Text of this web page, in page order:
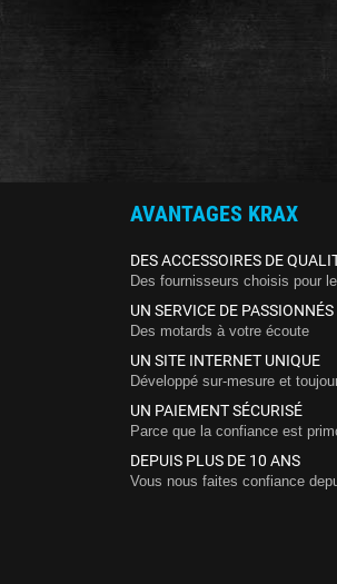
AVANTAGES KRAX
DES ACCESSOIRES DE
Des fournisseurs choisis pour
UN SERVICE DE PASSIONNÉS
Des motards à votre écoute
UN SITE INTERNET UNIQUE
Développé sur-mesure et
UN PAIEMENT SÉCURISÉ
Parce que la confiance est
DEPUIS PLUS DE 10 ANS
Vous nous faites confiance